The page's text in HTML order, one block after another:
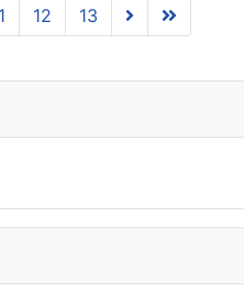
12 13